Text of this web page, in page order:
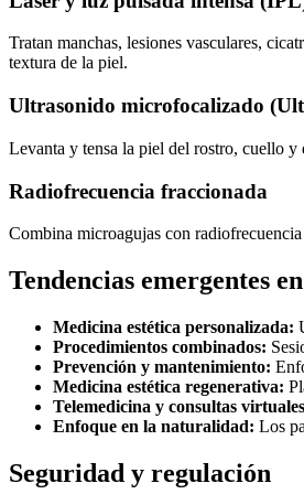
Tratan manchas, lesiones vasculares,
textura de la piel.
Ultrasonido microfocalizado
Levanta y tensa la piel del rostro, cuello y
Radiofrecuencia fraccionada
Combina microagujas con
Tendencias emergentes
Medicina estética personalizada:
Procedimientos combinados:
Prevención y mantenimiento:
Medicina estética regenerativa:
Telemedicina y consultas
Enfoque en la naturalidad: Los
Seguridad y regulación